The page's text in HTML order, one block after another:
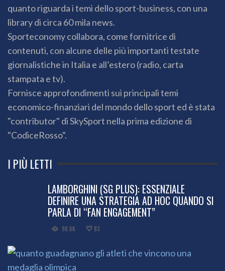
quanto riguarda i temi dello sport-business, con una
library di circa 60 mila news.
Sporteconomy collabora, come fornitrice di
contenuti, con alcune delle più importanti testate
giornalistiche in Italia e all’estero (radio, carta
stampata e tv).
Fornisce approfondimenti sui principali temi
economico-finanziari del mondo dello sport ed è stata
"contributor" di SkySport nella prima edizione di
"CodiceRosso".
I PIÙ LETTI
LAMBORGHINI (SG PLUS): ESSENZIALE
DEFINIRE UNA STRATEGIA AD HOC QUANDO SI
PARLA DI “FAN ENGAGEMENT”
98.6K 83